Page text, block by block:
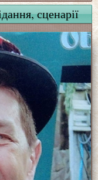
сценарії